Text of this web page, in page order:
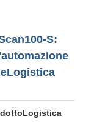
S:
Logistica
Logistica